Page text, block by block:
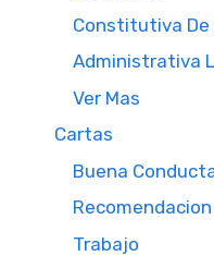
Constitutiva De
Administrativa
Ver Mas
Cartas
Buena
Recomendacion
Trabajo